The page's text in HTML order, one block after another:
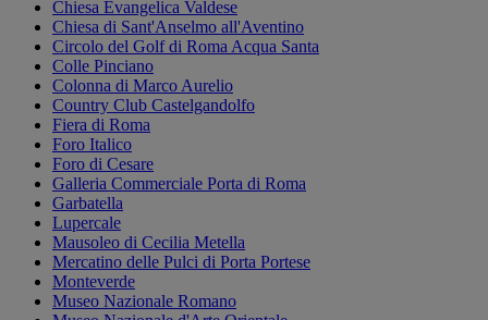
Chiesa Evangelica Valdese
Chiesa di Sant'Anselmo all'Aventino
Circolo del Golf di Roma Acqua Santa
Colle Pinciano
Colonna di Marco Aurelio
Country Club Castelgandolfo
Fiera di Roma
Foro Italico
Foro di Cesare
Galleria Commerciale Porta di Roma
Garbatella
Lupercale
Mausoleo di Cecilia Metella
Mercatino delle Pulci di Porta Portese
Monteverde
Museo Nazionale Romano